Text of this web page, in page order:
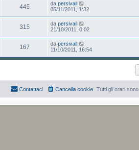
445 da persivall
05/11/2011, 1:32
315 da persivall
21/10/2011, 0:02
167 da persivall
11/10/2011, 16:54
Tutti gli orari sono
Cancella cookie
Contattaci